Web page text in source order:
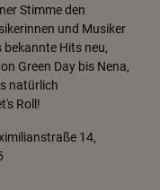
Stimme den
und Musiker
Hits neu,
Green Day bis Nena,
natürlich
Roll!
14,